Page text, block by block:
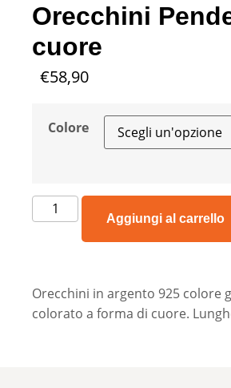
Orecchini
cuore
€58,90
Colore
Aggiungi al carrello
Orecchini in argento 925 colore
colorato a forma di cuore.